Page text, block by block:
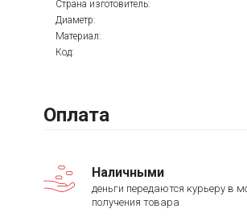
Страна изготовитель:
Диаметр:
Материал:
Код:
Оплата
Наличными
деньги передаются курьеру в
получения товара